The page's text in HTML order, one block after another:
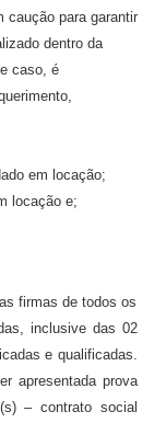
caução para garantir
dentro da
caso, é
em locação;
locação e;
firmas de todos os
inclusive das 02
e qualificadas.
apresentada prova
– contrato social